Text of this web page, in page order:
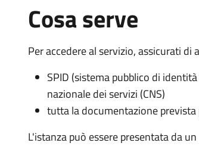
Cosa serve
Per accedere al servizio, assicurati di
SPID (sistema pubblico di
nazionale dei servizi (CNS)
tutta la documentazione prevista
L'istanza può essere presentata da